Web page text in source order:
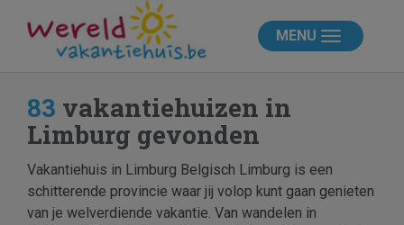
MENU
83 vakantiehuizen in
Limburg gevonden
Vakantiehuis in Limburg Belgisch Limburg is een
schitterende provincie waar jij volop kunt gaan genieten
van je welverdiende vakantie. Van wandelen in